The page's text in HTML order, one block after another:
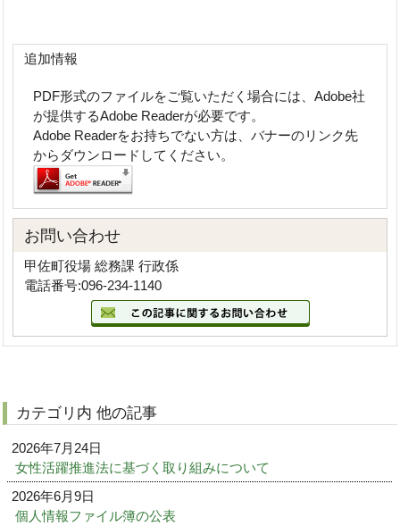
追加情報
PDF形式のファイルをご覧いただく場合には、Adobe社
が提供するAdobe Readerが必要です。
Adobe Readerをお持ちでない方は、バナーのリンク先
からダウンロードしてください。
お問い合わせ
甲佐町役場 総務課 行政係
電話番号:096-234-1140
カテゴリ内 他の記事
2026年7月24日
女性活躍推進法に基づく取り組みについて
2026年6月9日
個人情報ファイル簿の公表